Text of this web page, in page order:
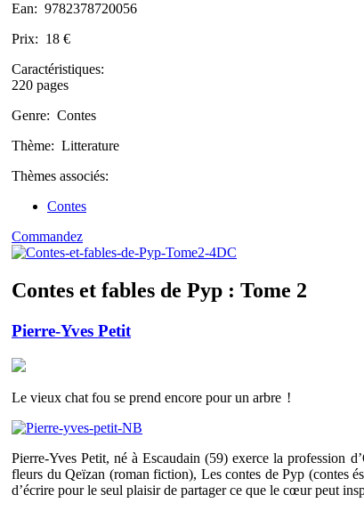
Ean: 9782378720056
Prix: 18 €
Caractéristiques:
220 pages
Genre: Contes
Thème: Litterature
Thèmes associés:
Contes
Commandez
Contes et fables de Pyp : Tome 2
Pierre-Yves Petit
Le vieux chat fou se prend encore pour un arbre !
Pierre-Yves Petit, né à Escaudain (59) exerce la profession
fleurs du Qeïzan (roman fiction), Les contes de Pyp (contes
d’écrire pour le seul plaisir de partager ce que le cœur peut